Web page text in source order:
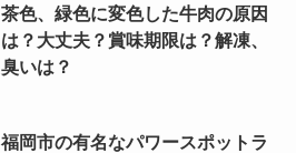
茶色、緑色に変色した牛肉の原因
は？大丈夫？賞味期限は？解凍、
臭いは？
福岡市の有名なパワースポットラ